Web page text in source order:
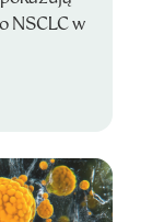
NSCLC w